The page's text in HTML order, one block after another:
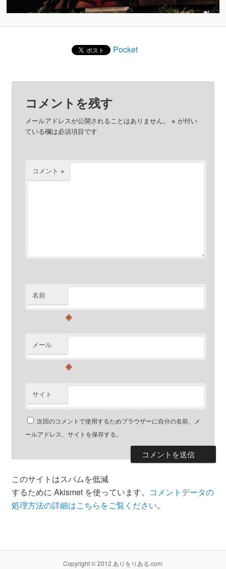
Pocket
コメントを残す
メールアドレスが公開されることはありません。 ※ が付い
ている欄は必須項目です
コメント ※
名前
※
メール
※
サイト
次回のコメントで使用するためブラウザーに自分の名前、メ
ールアドレス、サイトを保存する。
このサイトはスパムを低減
するために Akismet を使っています。 コメントデータの
処理方法の詳細はこちらをご覧ください。
Copyright © 2012 ありをりある.com